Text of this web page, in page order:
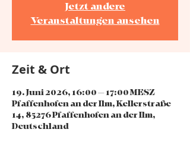
Jetzt andere
Veranstaltungen ansehen
Zeit & Ort
19. Juni 2026, 16:00 – 17:00 MESZ
Pfaffenhofen an der Ilm, Kellerstraße
14, 85276 Pfaffenhofen an der Ilm,
Deutschland